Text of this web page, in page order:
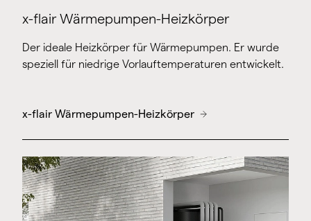
x-flair Wärmepumpen-Heizkörper
Der ideale Heizkörper für Wärmepumpen. Er wurde
speziell für niedrige Vorlauftemperaturen entwickelt.
x-flair Wärmepumpen-Heizkörper